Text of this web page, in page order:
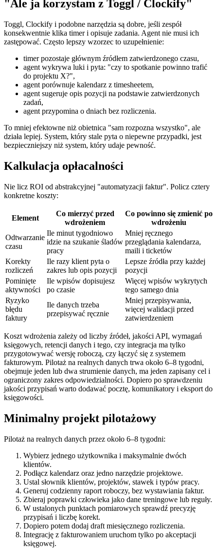
"Ale ja korzystam z Toggl / Clockify"
Toggl, Clockify i podobne narzędzia są dobre, jeśli zespół
konsekwentnie klika timer i opisuje zadania. Agent nie musi ich
zastępować. Często lepszy wzorzec to uzupełnienie:
timer pozostaje głównym źródłem zatwierdzonego czasu,
agent wykrywa luki i pyta: "czy to spotkanie powinno trafić
do projektu X?",
agent porównuje kalendarz z timesheetem,
agent sugeruje opis pozycji na podstawie zatwierdzonych
zadań,
agent przypomina o dniach bez rozliczenia.
To mniej efektowne niż obietnica "sam rozpozna wszystko", ale
działa lepiej. System, który stale pyta o niepewne przypadki, jest
bezpieczniejszy niż system, który udaje pewność.
Kalkulacja opłacalności
Nie licz ROI od abstrakcyjnej "automatyzacji faktur". Policz cztery
konkretne koszty:
Element
Co mierzyć przed
wdrożeniem
Co powinno się zmienić po
wdrożeniu
Odtwarzanie
czasu
Ile minut tygodniowo
idzie na szukanie śladów
pracy
Mniej ręcznego
przeglądania kalendarza,
maili i ticketów
Korekty
rozliczeń
Ile razy klient pyta o
zakres lub opis pozycji
Lepsze źródła przy każdej
pozycji
Pominięte
aktywności
Ile wpisów dopisujesz
po czasie
Więcej wpisów wykrytych
tego samego dnia
Ryzyko
błędu
faktury
Ile danych trzeba
przepisywać ręcznie
Mniej przepisywania,
więcej walidacji przed
zatwierdzeniem
Koszt wdrożenia zależy od liczby źródeł, jakości API, wymagań
księgowych, retencji danych i tego, czy integracja ma tylko
przygotowywać wersję roboczą, czy łączyć się z systemem
fakturowym. Pilotaż na realnych danych trwa około 6–8 tygodni,
obejmuje jeden lub dwa strumienie danych, ma jeden zapisany cel i
ograniczony zakres odpowiedzialności. Dopiero po sprawdzeniu
jakości przypisań warto dodawać pocztę, komunikatory i eksport do
księgowości.
Minimalny projekt pilotażowy
Pilotaż na realnych danych przez około 6–8 tygodni:
Wybierz jednego użytkownika i maksymalnie dwóch
klientów.
Podłącz kalendarz oraz jedno narzędzie projektowe.
Ustal słownik klientów, projektów, stawek i typów pracy.
Generuj codzienny raport roboczy, bez wystawiania faktur.
Zbieraj poprawki człowieka jako dane treningowe lub reguły.
W ustalonych punktach pomiarowych sprawdź precyzję
przypisań i liczbę korekt.
Dopiero potem dodaj draft miesięcznego rozliczenia.
Integrację z fakturowaniem uruchom tylko po akceptacji
księgowej.